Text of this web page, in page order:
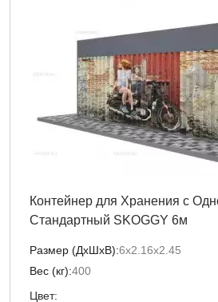
Контейнер для Хранения с
Стандартный SKOGGY 6м
Размер (ДxШxВ):6х2.16х2.45
Вес (кг):400
Цвет: